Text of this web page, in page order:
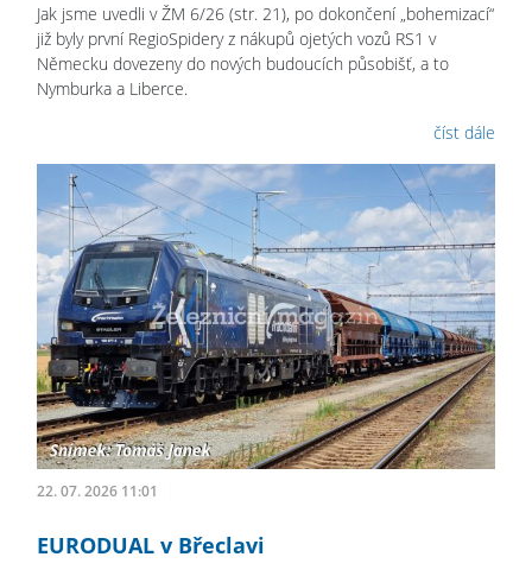
Jak jsme uvedli v ŽM 6/26 (str. 21), po dokončení „bohemizací“
již byly první RegioSpidery z nákupů ojetých vozů RS1 v
Německu dovezeny do nových budoucích působišť, a to
Nymburka a Liberce.
číst dále
22. 07. 2026 11:01
EURODUAL v Břeclavi